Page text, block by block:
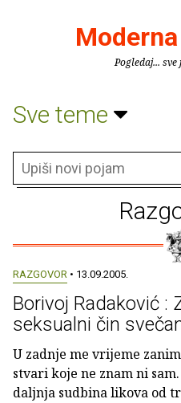
Pogledaj...
Sve teme
RAZGOVOR • 13.09.2005.
Borivoj Radaković :
seksualni čin
U zadnje me vrijeme
stvari koje ne znam ni
daljnja sudbina likova od